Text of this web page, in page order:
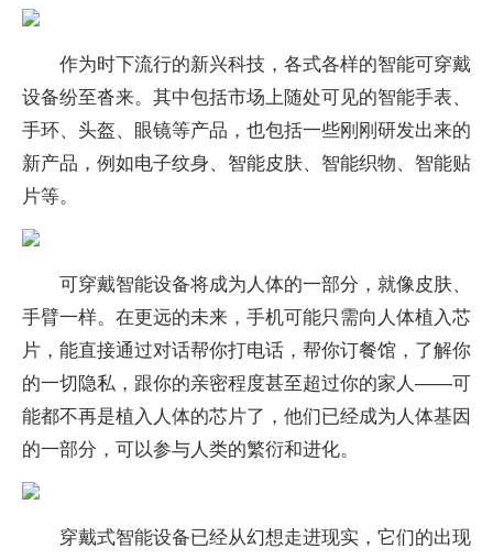
作为时下流行的新兴科技，各式各样的智能可穿戴
设备纷至沓来。其中包括市场上随处可见的智能手表、
手环、头盔、眼镜等产品，也包括一些刚刚研发出来的
新产品，例如电子纹身、智能皮肤、智能织物、智能贴
片等。
可穿戴智能设备将成为人体的一部分，就像皮肤、
手臂一样。在更远的未来，手机可能只需向人体植入芯
片，能直接通过对话帮你打电话，帮你订餐馆，了解你
的一切隐私，跟你的亲密程度甚至超过你的家人——可
能都不再是植入人体的芯片了，他们已经成为人体基因
的一部分，可以参与人类的繁衍和进化。
穿戴式智能设备已经从幻想走进现实，它们的出现